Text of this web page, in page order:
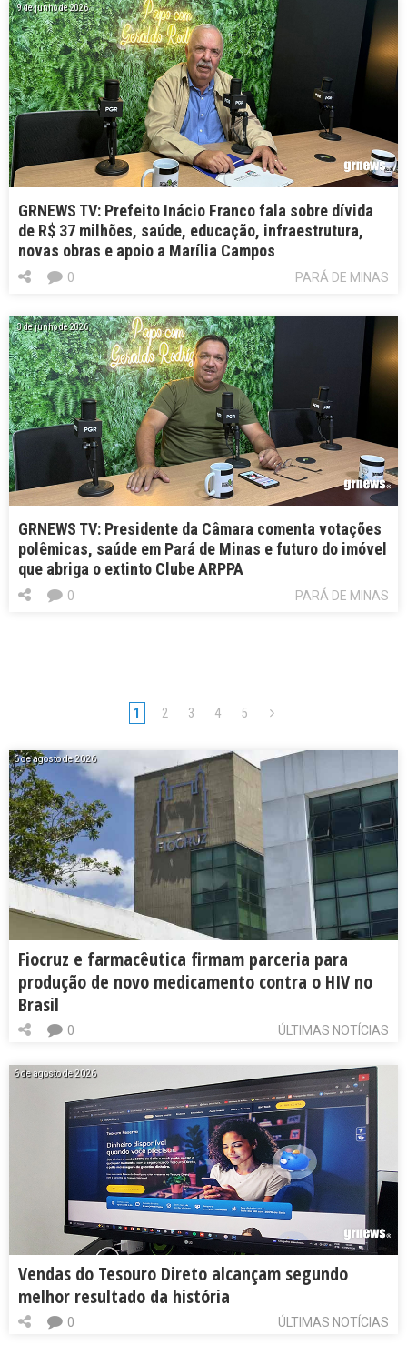
9 de junho de 2026
GRNEWS TV: Prefeito Inácio Franco fala sobre dívida
de R$ 37 milhões, saúde, educação, infraestrutura,
novas obras e apoio a Marília Campos
PARÁ DE MINAS
0
3 de junho de 2026
GRNEWS TV: Presidente da Câmara comenta votações
polêmicas, saúde em Pará de Minas e futuro do imóvel
que abriga o extinto Clube ARPPA
PARÁ DE MINAS
0
1 2 3 4 5
6 de agosto de 2026
Fiocruz e farmacêutica firmam parceria para
produção de novo medicamento contra o HIV no
Brasil
ÚLTIMAS NOTÍCIAS
0
6 de agosto de 2026
Vendas do Tesouro Direto alcançam segundo
melhor resultado da história
ÚLTIMAS NOTÍCIAS
0